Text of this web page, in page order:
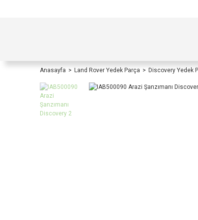
Anasayfa Land Rover Yedek Parça Discovery Yedek